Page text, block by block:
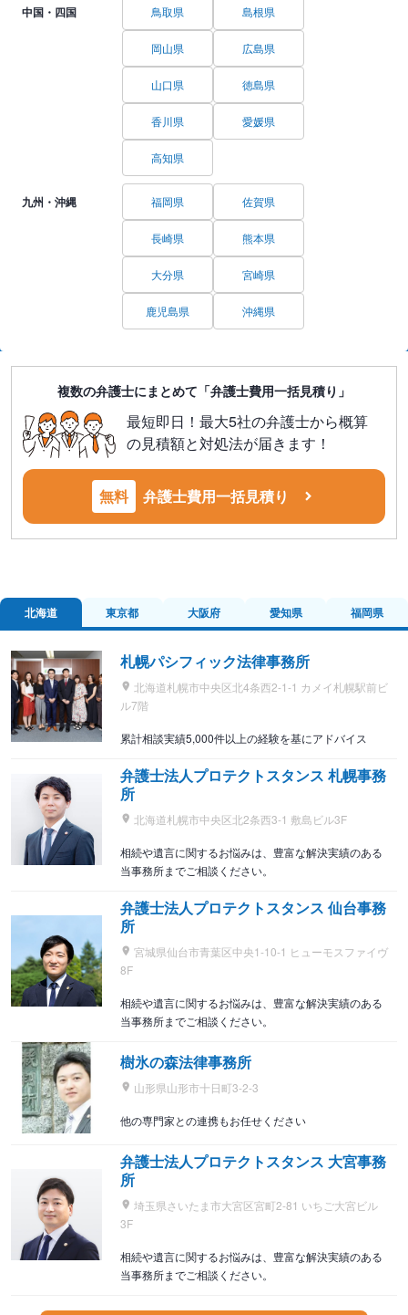
中国・四国 鳥取県 島根県
岡山県 広島県
山口県 徳島県
香川県 愛媛県
高知県
九州・沖縄 福岡県 佐賀県
長崎県 熊本県
大分県 宮崎県
鹿児島県 沖縄県
複数の弁護士にまとめて「弁護士費用一括見積り」
最短即日！最大5社の弁護士から概算
の見積額と対処法が届きます！
無料 弁護士費用一括見積り
北海道 東京都 大阪府 愛知県 福岡県
札幌パシフィック法律事務所
北海道札幌市中央区北4条西2-1-1 カメイ札幌駅前ビ
ル7階
累計相談実績5,000件以上の経験を基にアドバイス
弁護士法人プロテクトスタンス 札幌事務
所
北海道札幌市中央区北2条西3-1 敷島ビル3F
相続や遺言に関するお悩みは、豊富な解決実績のある
当事務所までご相談ください。
弁護士法人プロテクトスタンス 仙台事務
所
宮城県仙台市青葉区中央1-10-1 ヒューモスファイヴ
8F
相続や遺言に関するお悩みは、豊富な解決実績のある
当事務所までご相談ください。
樹氷の森法律事務所
山形県山形市十日町3-2-3
他の専門家との連携もお任せください
弁護士法人プロテクトスタンス 大宮事務
所
埼玉県さいたま市大宮区宮町2-81 いちご大宮ビル
3F
相続や遺言に関するお悩みは、豊富な解決実績のある
当事務所までご相談ください。